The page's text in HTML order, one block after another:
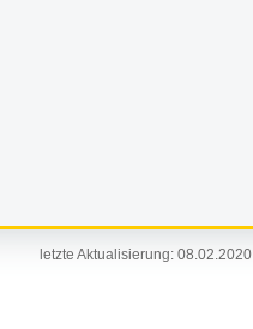
letzte Aktualisierung: 08.02.2020